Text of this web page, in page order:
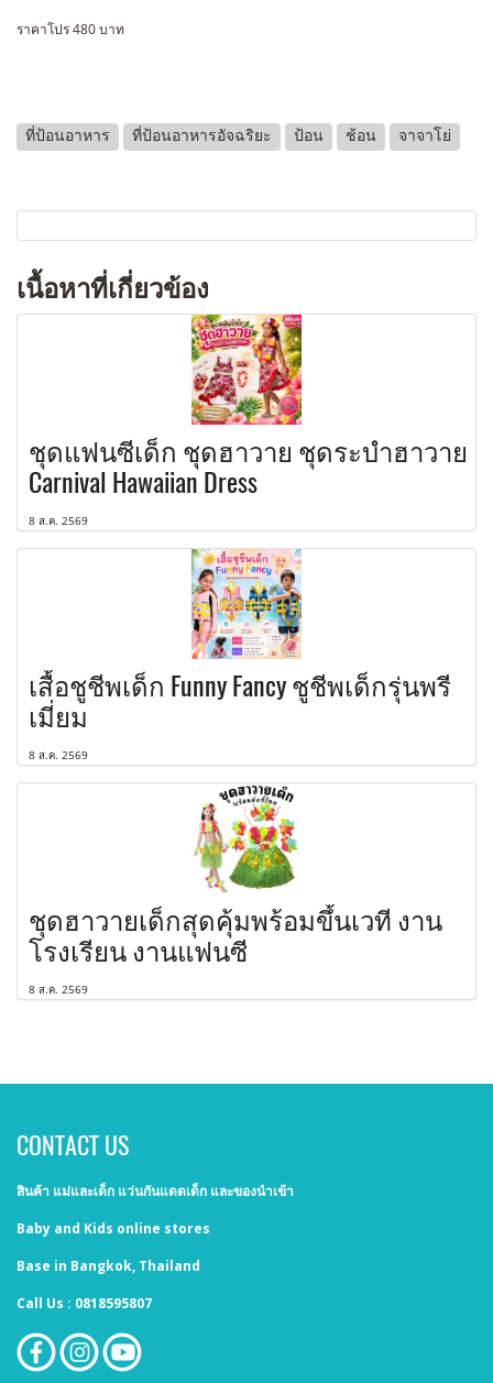
ราคาโปร 480 บาท
ที่ป้อนอาหาร ที่ป้อนอาหารอัจฉริยะ ป้อน ช้อน จาจาโย่
เนื้อหาที่เกี่ยวข้อง
ชุดแฟนซีเด็ก ชุดฮาวาย ชุดระบำฮาวาย
Carnival Hawaiian Dress
8 ส.ค. 2569
เสื้อชูชีพเด็ก Funny Fancy ชูชีพเด็กรุ่นพรี
เมี่ยม
8 ส.ค. 2569
ชุดฮาวายเด็กสุดคุ้มพร้อมขึ้นเวที งาน
โรงเรียน งานแฟนซี
8 ส.ค. 2569
CONTACT US
สินค้า แม่และเด็ก แว่นกันแดดเด็ก และของนำเข้า
Baby and Kids online stores
Base in Bangkok, Thailand
Call Us : 0818595807